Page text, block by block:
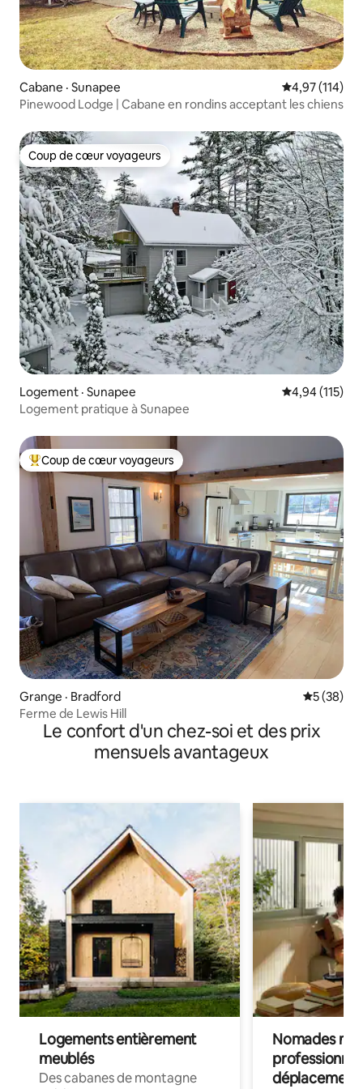
Cabane · Sunapee Note
4,97 (114)
Pinewood Lodge | Cabane en rondins acceptant les chiens
Coup de cœur voyageurs
Coup de cœur voyageurs
Logement · Sunapee Note
4,94 (115)
Logement pratique à Sunapee
Coup de cœur voyageurs parmi les plus aimés
Coup de cœur voyageurs
Grange · Bradford Note
5 (38)
Ferme de Lewis Hill
Le confort d'un chez-soi et des prix
mensuels avantageux
Logements entièrement
meublés
Des cabanes de montagne
Nomades
déplacement